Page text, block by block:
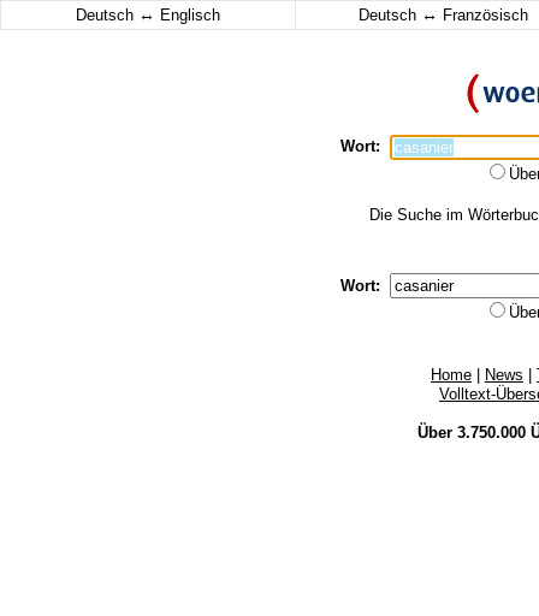
Deutsch ↔ Englisch Deutsch ↔ Französisch
Wort:
Die Suche im
Wort:
Home News
Volltext-
Über 3.750.000